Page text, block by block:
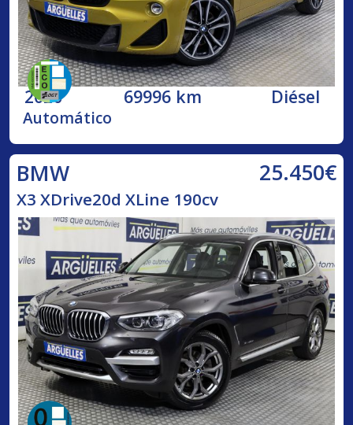
2020 69996 km Diésel
Automático
BMW 25.450€
X3 XDrive20d XLine 190cv